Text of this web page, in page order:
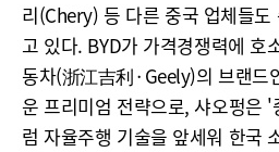
리(Chery) 등 다른 중국 업체들
고 있다. BYD가 가격경쟁력에 호
동차(浙江吉利·Geely)의 브랜드
운 프리미엄 전략으로, 샤오펑은
럼 자율주행 기술을 앞세워 한국